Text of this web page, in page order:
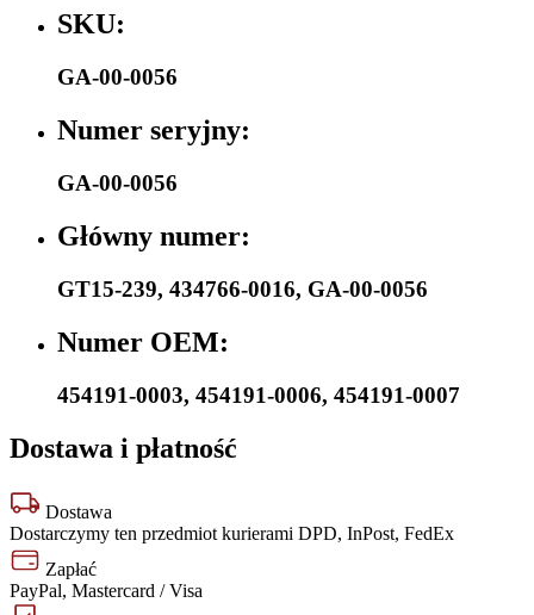
SKU:
GA-00-0056
Numer seryjny:
GA-00-0056
Główny numer:
GT15-239, 434766-0016, GA-00-0056
Numer OEM:
454191-0003, 454191-0006, 454191-0007
Dostawa i płatność
Dostawa
Dostarczymy ten przedmiot kurierami DPD, InPost, FedEx
Zapłać
PayPal, Mastercard / Visa